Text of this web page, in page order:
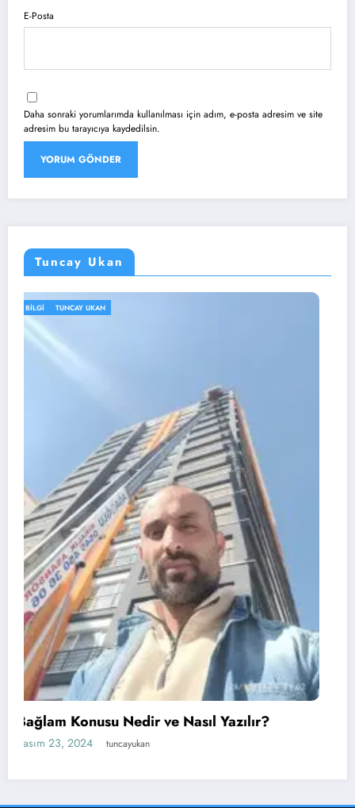
E-Posta
Daha sonraki yorumlarımda kullanılması için adım, e-posta adresim ve site
adresim bu tarayıcıya kaydedilsin.
Tuncay Ukan
BILGI HABER
YouTube’da Çocuklar İçin Uygunsuz
Videoları Engelleme Yöntemleri
Kasım 15, 2024 tuncayukan